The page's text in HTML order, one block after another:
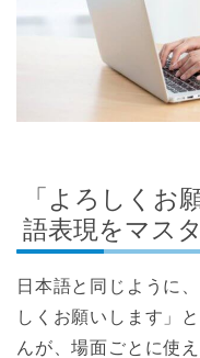
「よろしくお
語表現をマス
日本語と同じように
しくお願いします」
んが、場面ごとに使